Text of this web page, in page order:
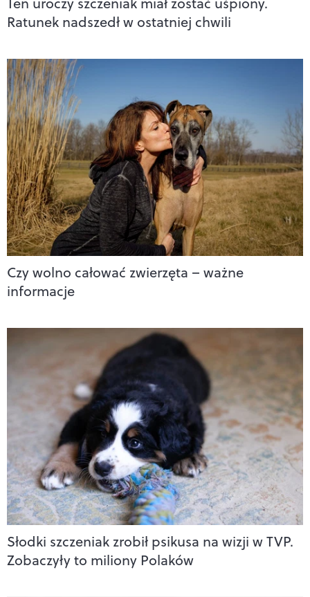
Ratunek nadszedł w ostatniej chwili
Czy wolno całować zwierzęta – ważne
informacje
Słodki szczeniak zrobił psikusa na wizji w TVP.
Zobaczyły to miliony Polaków